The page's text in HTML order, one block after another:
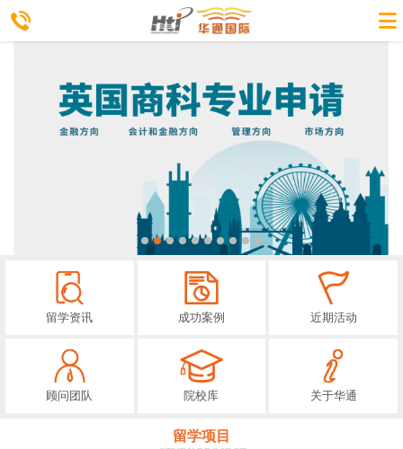
留学资讯 成功案例 近期活动
顾问团队 院校库 关于华通
留学项目